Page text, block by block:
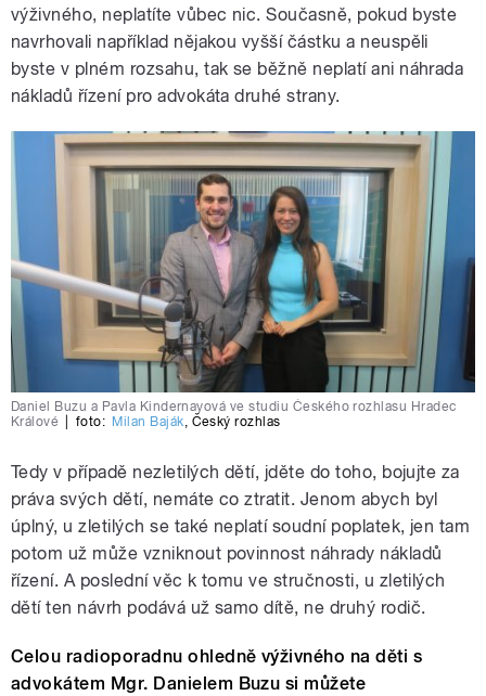
výživného, neplatíte vůbec nic. Současně, pokud byste
navrhovali například nějakou vyšší částku a neuspěli
byste v plném rozsahu, tak se běžně neplatí ani náhrada
nákladů řízení pro advokáta druhé strany.
Daniel Buzu a Pavla Kindernayová ve studiu Českého rozhlasu Hradec
Králové
foto: Milan Baják, Český rozhlas
Tedy v případě nezletilých dětí, jděte do toho, bojujte za
práva svých dětí, nemáte co ztratit. Jenom abych byl
úplný, u zletilých se také neplatí soudní poplatek, jen tam
potom už může vzniknout povinnost náhrady nákladů
řízení. A poslední věc k tomu ve stručnosti, u zletilých
dětí ten návrh podává už samo dítě, ne druhý rodič.
Celou radioporadnu ohledně výživného na děti s
advokátem Mgr. Danielem Buzu si můžete